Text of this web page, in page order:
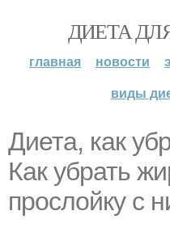
ДИЕТА
главная новости
виды
Диета, как
Как убрать
прослойку с